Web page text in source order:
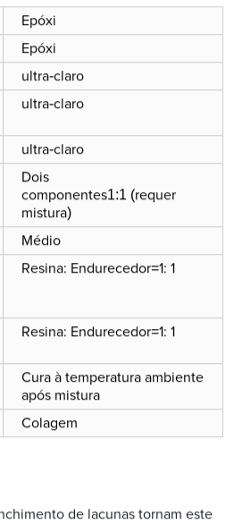
Epóxi
Epóxi
ultra-claro
ultra-claro
ultra-claro
Dois
componentes1:1 (requer
mistura)
Médio
Resina: Endurecedor=1: 1
Resina: Endurecedor=1: 1
Cura à temperatura ambiente
após mistura
Colagem
de lacunas tornam este